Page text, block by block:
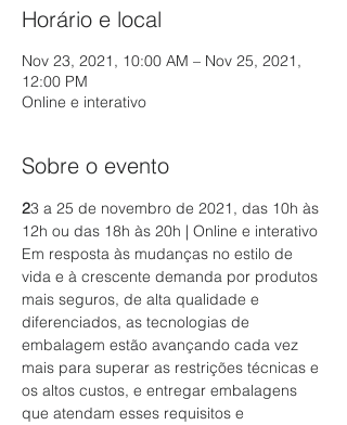
Horário e local
Nov 23, 2021, 10:00 AM – Nov 25, 2021,
12:00 PM
Online e interativo
Sobre o evento
23 a 25 de novembro de 2021, das 10h às
12h ou das 18h às 20h | Online e interativo
Em resposta às mudanças no estilo de
vida e à crescente demanda por produtos
mais seguros, de alta qualidade e
diferenciados, as tecnologias de
embalagem estão avançando cada vez
mais para superar as restrições técnicas e
os altos custos, e entregar embalagens
que atendam esses requisitos e